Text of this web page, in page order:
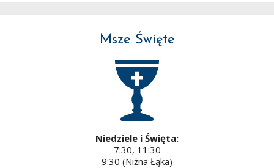
Msze Święte
Niedziele i Święta:
7:30, 11:30
9:30 (Niżna Łąka)